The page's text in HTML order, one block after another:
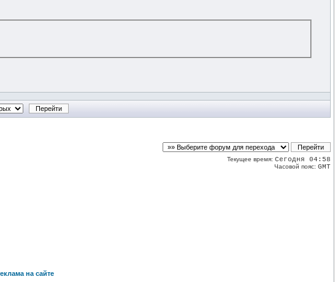
Текущее время: Сегодня 04:58
Часовой пояс: GMT
на сайте